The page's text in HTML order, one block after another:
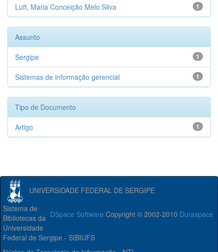
1
Luft, Maria Conceição Melo Silva
Assunto
1
Sergipe
1
Sistemas de informação gerencial
Tipo de Documento
1
Artigo
UNIVERSIDADE FEDERAL DE SERGIPE
DSpace Software Copyright © 2002-2010 Duraspace
Sistema de
Bibliotecas da
Universidade
Federal de Sergipe - SIBIUFS